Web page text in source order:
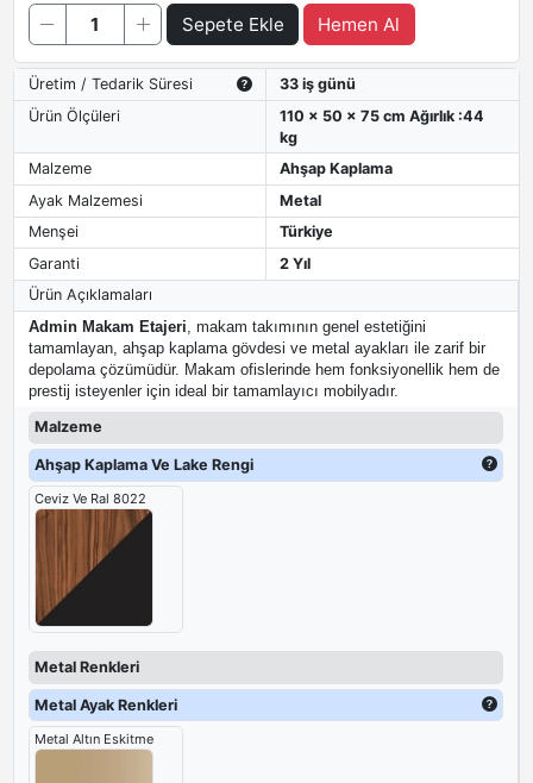
Sepete Ekle Hemen Al
Üretim / Tedarik Süresi
33 iş günü
Ürün Ölçüleri
110 x 50 x 75 cm Ağırlık :44
kg
Malzeme
Ahşap Kaplama
Ayak Malzemesi
Metal
Menşei
Türkiye
Garanti
2 Yıl
Ürün Açıklamaları
Admin Makam Etajeri, makam takımının genel estetiğini
tamamlayan, ahşap kaplama gövdesi ve metal ayakları ile zarif bir
depolama çözümüdür. Makam ofislerinde hem fonksiyonellik hem de
prestij isteyenler için ideal bir tamamlayıcı mobilyadır.
Malzeme
Ahşap Kaplama Ve Lake Rengi
Ceviz Ve Ral 8022
Metal Renkleri
Metal Ayak Renkleri
Metal Altın Eskitme